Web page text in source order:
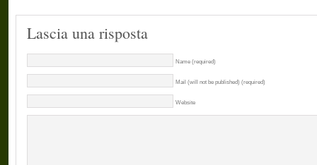
Lascia una risposta
Name (required)
Mail (will not be published) (required)
Website